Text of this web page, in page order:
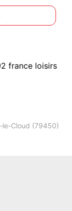
france loisirs
le-Cloud (79450)